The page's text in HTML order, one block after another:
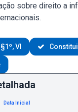
sobre direito a
VI
Data Inicial